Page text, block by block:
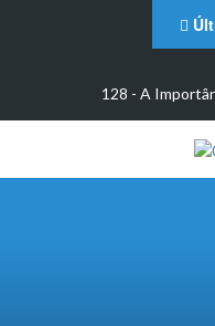
128 - A